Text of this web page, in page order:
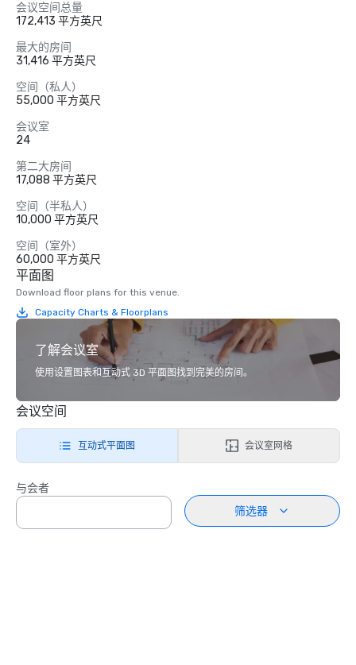
会议空间总量
172,413 平方英尺
最大的房间
31,416 平方英尺
空间（私人）
55,000 平方英尺
会议室
24
第二大房间
17,088 平方英尺
空间（半私人）
10,000 平方英尺
空间（室外）
60,000 平方英尺
平面图
Download floor plans for this venue.
Capacity Charts & Floorplans
了解会议室
使用设置图表和互动式 3D 平面图找到完美的房间。
会议空间
互动式平面图 会议室网格
与会者
筛选器